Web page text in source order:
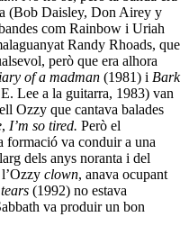
(Bob Daisley, Don Airey y
com Rainbow i Uriah
Randy Rhoads, que
però que era alhora
of a madman (1981) i Bark
Lee a la guitarra, 1983) van
Ozzy que cantava balades
, I’m so tired. Però el
formació va conduir a una
dels anys noranta i del
clown, anava ocupant
(1992) no estava
va produir un bon